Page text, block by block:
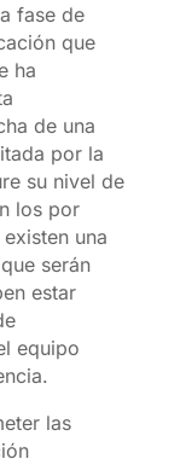
fase de
que
ha
de una
por la
su nivel de
los por
una
serán
estar
equipo
las